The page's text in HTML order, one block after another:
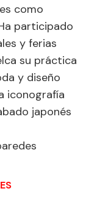
como
participado
y ferias
su práctica
y diseño
iconografía
japonés